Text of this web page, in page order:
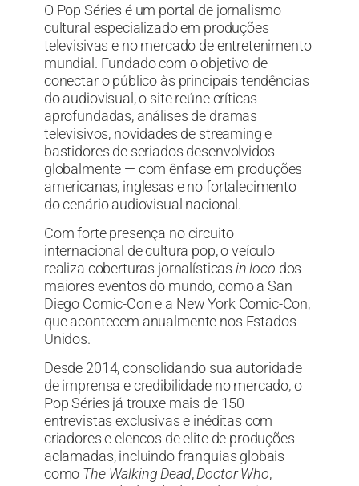
O Pop Séries é um portal de jornalismo
cultural especializado em produções
televisivas e no mercado de entretenimento
mundial. Fundado com o objetivo de
conectar o público às principais tendências
do audiovisual, o site reúne críticas
aprofundadas, análises de dramas
televisivos, novidades de streaming e
bastidores de seriados desenvolvidos
globalmente — com ênfase em produções
americanas, inglesas e no fortalecimento
do cenário audiovisual nacional.
Com forte presença no circuito
internacional de cultura pop, o veículo
realiza coberturas jornalísticas in loco dos
maiores eventos do mundo, como a San
Diego Comic-Con e a New York Comic-Con,
que acontecem anualmente nos Estados
Unidos.
Desde 2014, consolidando sua autoridade
de imprensa e credibilidade no mercado, o
Pop Séries já trouxe mais de 150
entrevistas exclusivas e inéditas com
criadores e elencos de elite de produções
aclamadas, incluindo franquias globais
como The Walking Dead,Doctor Who,